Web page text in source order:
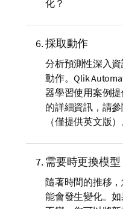
化？
採取動作
分析預測性深入
動作。Qlik
器學習使用案例
的詳細資訊，請參
（僅提供英文版）
需要時更換模型
隨著時間的推移
能會發生變化。